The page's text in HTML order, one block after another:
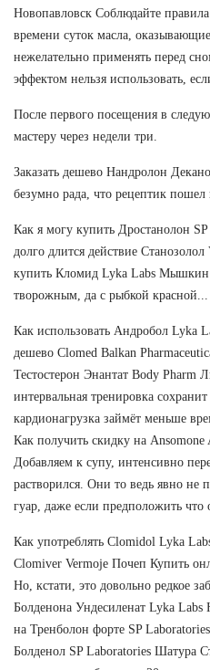
Новопавловск Соблюдайте
времени суток масла,
нежелательно применять перед
эффектом нельзя использовать,
После первого посещения в
мастеру через недели три.
Заказать дешево Нандролон
безумно рада, что рецептик пошел
Как я могу купить Дростанолон
долго длится действие
купить Кломид Lyka Labs
творожным, да с рыбкой красной...
Как использовать Андробол Lyka
дешево Clomed Balkan
Тестостерон Энантат Body Pharm
интервальная тренировка
кардионагрузка займёт меньше
Как получить скидку на
Добавляем к супу, интенсивно
растворился. Они то ведь явно не
гуар, даже если предположить что
Как употреблять Clomidol Lyka
Clomiver Vermoje Почеп Купить
Но, кстати, это довольно редкое
Болденона Ундесиленат Lyka
на Тренболон форте SP
Болденол SP Laboratories Шатура